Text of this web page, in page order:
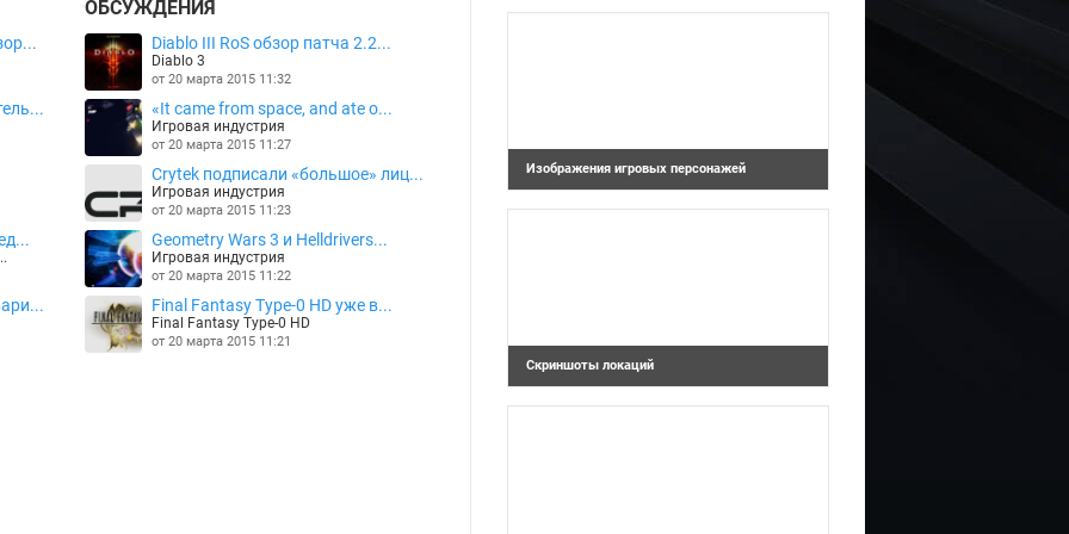
ОБСУЖДЕНИЯ
Diablo III RoS обзор патча 2.2...
Diablo 3
от 20 марта 2015 11:32
«It came from space, and ate o...
Игровая индустрия
от 20 марта 2015 11:27
Crytek подписали «большое» лиц...
Игровая индустрия
от 20 марта 2015 11:23
Geometry Wars 3 и Helldrivers...
Игровая индустрия
от 20 марта 2015 11:22
Final Fantasy Type-0 HD уже в...
Final Fantasy Type-0 HD
от 20 марта 2015 11:21
Изображения игровых персонажей
Sorcery (Чародей)
Скриншоты локаций
Waking Mars